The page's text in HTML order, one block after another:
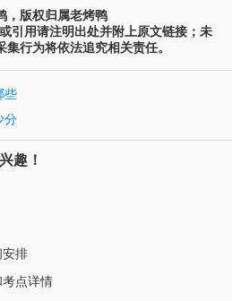
，版权归属老烤鸭
引用请注明出处并附上原文链接；未
行为将依法追究相关责任。
些
分
趣！
排
点详情